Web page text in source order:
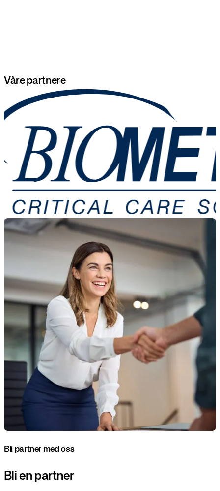
Våre partnere
Bli partner med oss
Bli en partner